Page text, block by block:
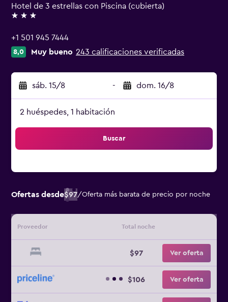
Hotel de 3 estrellas con Piscina (cubierta)
3 estrellas
+1 501 945 7444
8,0 Muy bueno 243 calificaciones verificadas
sáb. 15/8 - dom. 16/8
2 huéspedes, 1 habitación
Buscar
Ofertas desde$97/Oferta más barata de precio por noche
Proveedor Total noche
$97 Ver oferta
$106 Ver oferta